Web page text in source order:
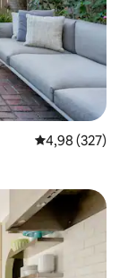
Средна
4,98 (327)